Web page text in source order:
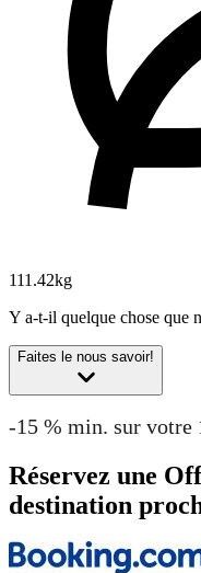
111.42kg
Y a-t-il quelque chose que
Faites le nous savoir!
-15 % min. sur votre
Réservez une
destination